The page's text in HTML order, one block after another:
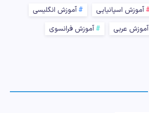
آموزش اسپانیایی
آموزش انگلیسی
آموزش عربی
آموزش فرانسوی